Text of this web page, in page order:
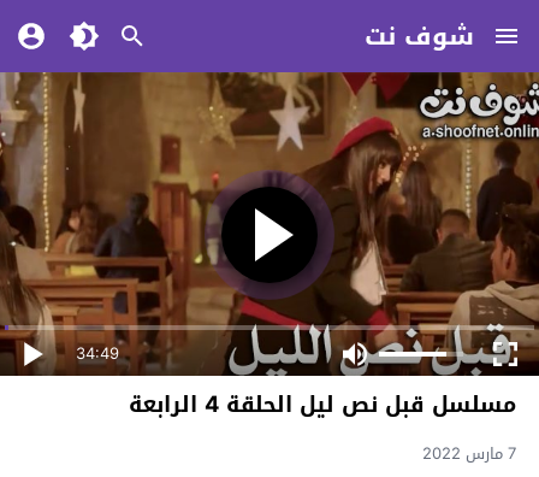
شوف نت
34:49
مسلسل قبل نص ليل الحلقة 4 الرابعة
7 مارس 2022